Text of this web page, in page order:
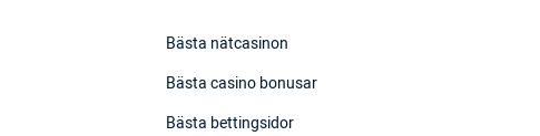
Bästa nätcasinon
Bästa casino bonusar
Bästa bettingsidor